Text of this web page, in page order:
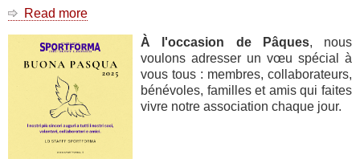
Read more
de
Pâques
2025
À l'occasion de Pâques, nous
voulons adresser un vœu spécial à
vous tous : membres, collaborateurs,
bénévoles, familles et amis qui faites
vivre notre association chaque jour.